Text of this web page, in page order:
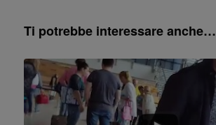
Ti potrebbe interessare anche…